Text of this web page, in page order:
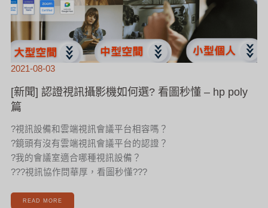
2021-08-03
[新聞] 認證視訊攝影機如何選? 看圖秒懂 – hp poly
篇
?視訊設備和雲端視訊會議平台相容嗎？
?鏡頭有沒有雲端視訊會議平台的認證？
?我的會議室適合哪種視訊設備？
??‍?視訊協作問華厚，看圖秒懂?‍??
READ MORE